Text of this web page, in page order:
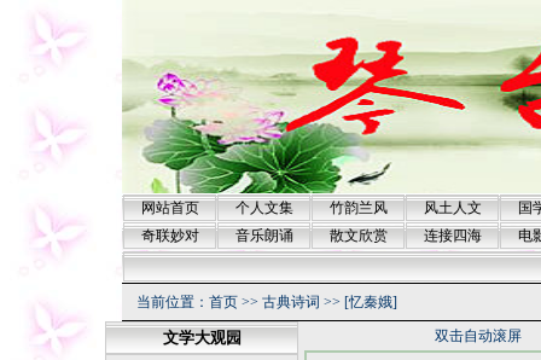
网站首页 个人文集 竹韵兰风 风土人文
国
奇联妙对
音乐朗诵 散文欣赏 连接四海 电
当前位置： 首页 >> 古典诗词 >> [忆秦娥]
文学大观园 双击自动滚屏